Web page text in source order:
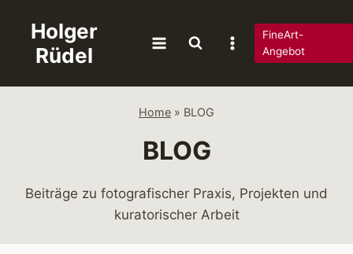
springen
Holger
Rüdel
FineArt-
Angebot
Home » BLOG
BLOG
Beiträge zu fotografischer Praxis, Projekten und
kuratorischer Arbeit